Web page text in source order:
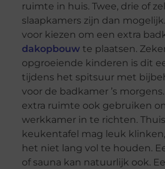
ruimte in huis. Twee, drie of
slaapkamers zijn dan
voor kiezen om een extra
dakopbouw te plaatsen.
opgroeiende kinderen is dit
tijdens het spitsuur met
voor de badkamer ’s
extra ruimte ook gebruiken
werkkamer in te richten.
keukentafel mag leuk
het niet lang vol te houden.
of sauna kan natuurlijk ook.